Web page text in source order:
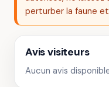
perturber la faune
Avis visiteurs
Aucun avis